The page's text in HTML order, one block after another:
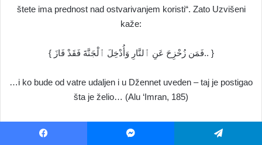
štete ima prednost nad ostvarivanjem koristi“. Zato Uzvišeni
kaže:
{ فَمَن زُحْزِحَ عَنِ ٱلنَّارِ وَأُدْخِلَ ٱلْجَنَّةَ فَقَدْ فَازَ.. }
…i ko bude od vatre udaljen i u Džennet uveden – taj je postigao
šta je želio… (Alu ‘Imran, 185)
ćuprija postavljena preko Džehennema, kako bi svako ko bude